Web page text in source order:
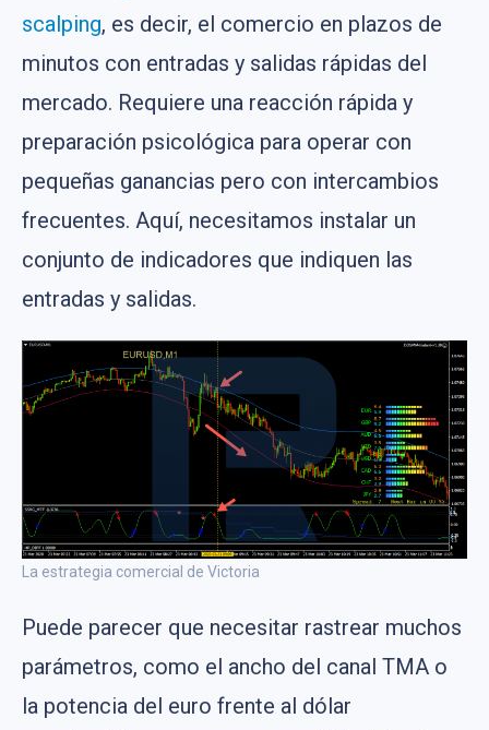
scalping, es decir, el comercio en plazos de
minutos con entradas y salidas rápidas del
mercado. Requiere una reacción rápida y
preparación psicológica para operar con
pequeñas ganancias pero con intercambios
frecuentes. Aquí, necesitamos instalar un
conjunto de indicadores que indiquen las
entradas y salidas.
La estrategia comercial de Victoria
Puede parecer que necesitar rastrear muchos
parámetros, como el ancho del canal TMA o
la potencia del euro frente al dólar